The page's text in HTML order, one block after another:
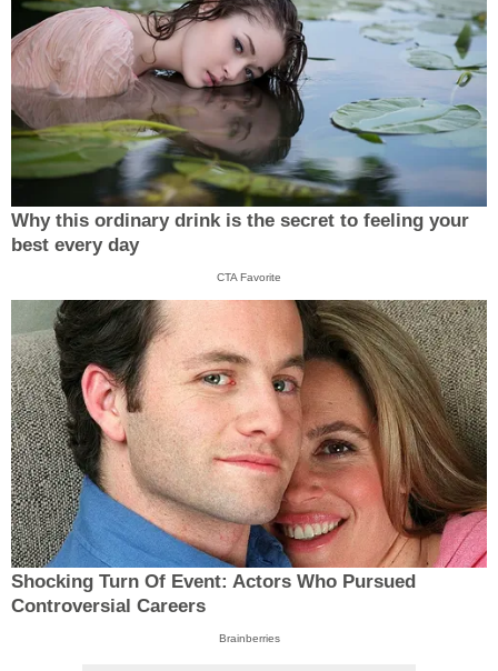
Why this ordinary drink is the secret to feeling your
best every day
CTA Favorite
Shocking Turn Of Event: Actors Who Pursued
Controversial Careers
Brainberries